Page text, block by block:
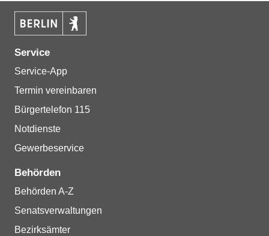
Service
Service-App
Termin vereinbaren
Bürgertelefon 115
Notdienste
Gewerbeservice
Behörden
Behörden A-Z
Senatsverwaltungen
Bezirksämter